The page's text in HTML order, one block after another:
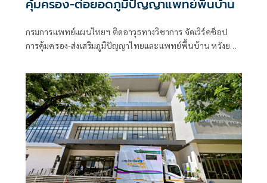
คุ้มครอง-ต่อยอดภูมิปัญญาแพทย์พื้นบ้าน
กรมการแพทย์แผนไทยฯ ติดอาวุธทางวิชาการ จัดเวิร์คช็อป
การคุ้มครอง-ส่งเสริมภูมิปัญญาไทยและแพทย์พื้นบ้าน หวังยก